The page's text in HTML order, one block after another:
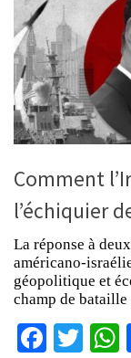
Comment
l’échiquier
La réponse à
américano-
géopolitique et
champ de